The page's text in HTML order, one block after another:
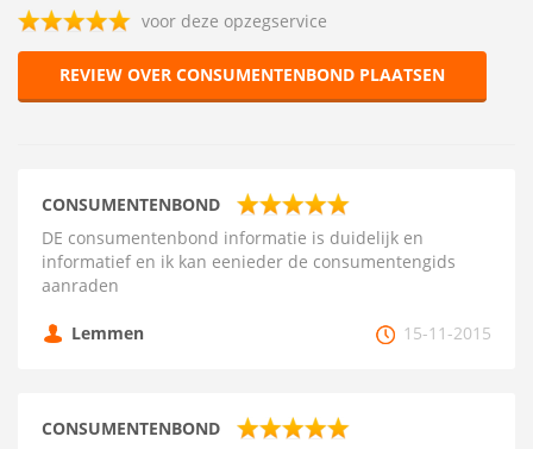
voor deze opzegservice
REVIEW OVER CONSUMENTENBOND PLAATSEN
CONSUMENTENBOND
DE consumentenbond informatie is duidelijk en
informatief en ik kan eenieder de consumentengids
aanraden
Lemmen 15-11-2015
CONSUMENTENBOND